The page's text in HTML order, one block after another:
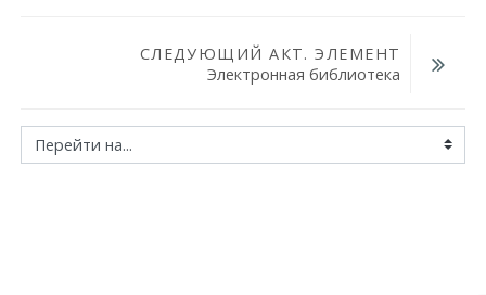
СЛЕДУЮЩИЙ АКТ. ЭЛЕМЕНТ
Электронная библиотека
Перейти на...